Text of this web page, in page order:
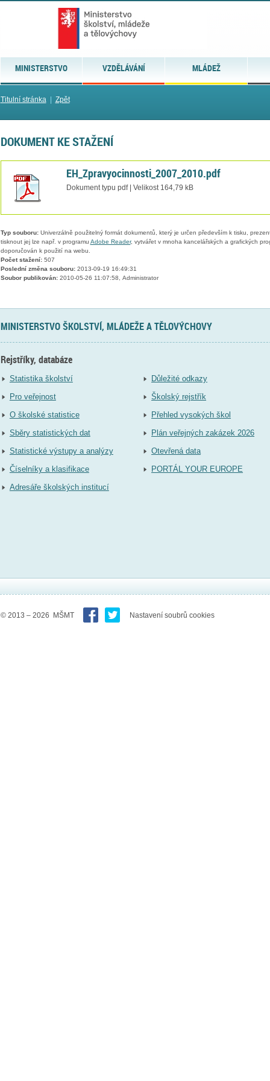
MINISTERSTVO VZDĚLÁVÁNÍ MLÁDEŽ
Titulní stránka| Zpět
DOKUMENT KE STAŽENÍ
EH_Zpravyocinnosti_2007_2010.pdf
Dokument typu pdf | Velikost 164,79 kB
Typ souboru:Univerzálně použitelný formát dokumentů, který je určen především k tisku,
tisknout jej lze např. v programu Adobe Reader, vytvářet v mnoha kancelářských a grafických
doporučován k použití na webu.
Počet stažení:507
Poslední změna souboru:2013-09-19 16:49:31
Soubor publikován:2010-05-26 11:07:58, Administrator
MINISTERSTVO ŠKOLSTVÍ, MLÁDEŽE A TĚLOVÝCHOVY
Rejstříky, databáze
Statistika školství
Pro veřejnost
O školské statistice
Sběry statistických dat
Statistické výstupy a analýzy
Číselníky a klasifikace
Adresáře školských institucí
Důležité odkazy
Školský rejstřík
Přehled vysokých škol
Plán veřejných zakázek 2026
Otevřená data
PORTÁL YOUR EUROPE
© 2013 – 2026 MŠMT Nastavení soubrů cookies